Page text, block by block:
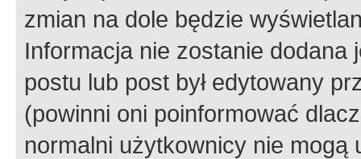
zmian na dole będzie
Informacja nie zostanie dodana
postu lub post był edytowany
(powinni oni poinformować
normalni użytkownicy nie